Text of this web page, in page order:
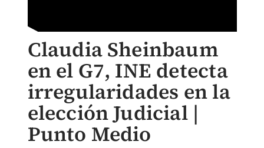
Claudia Sheinbaum
en el G7, INE detecta
irregularidades en la
elección Judicial |
Punto Medio